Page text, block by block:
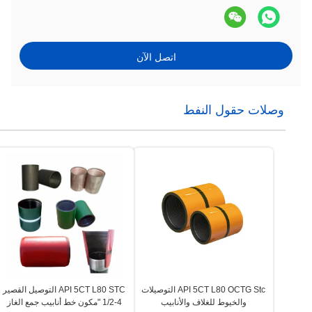
اتصل الآن
وصلات حقول النفط
API 5CT L80 OCTG Stc التوصيلات
والخيوط للغلاف والأنابيب
API 5CT L80 STC التوصيل القصير
4-1/2 "مكون خط أنابيب جمع الغاز